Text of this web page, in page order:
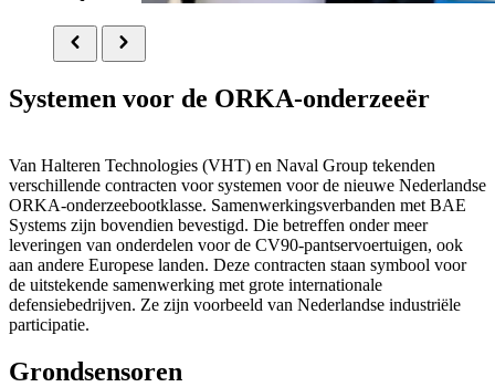
Systemen voor de ORKA-onderzeeër
Van Halteren Technologies (VHT) en Naval Group tekenden
verschillende contracten voor systemen voor de nieuwe Nederlandse
ORKA-onderzeebootklasse. Samenwerkingsverbanden met BAE
Systems zijn bovendien bevestigd. Die betreffen onder meer
leveringen van onderdelen voor de CV90-pantservoertuigen, ook
aan andere Europese landen. Deze contracten staan symbool voor
de uitstekende samenwerking met grote internationale
defensiebedrijven. Ze zijn voorbeeld van Nederlandse industriële
participatie.
Grondsensoren